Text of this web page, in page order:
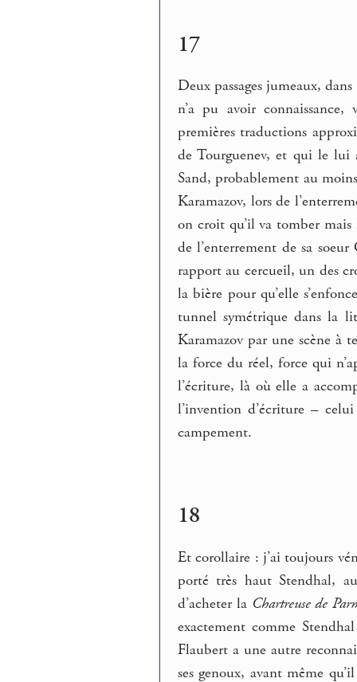
17
Deux passages jumeaux,
n’a pu avoir
premières traductions
de Tourguenev, et qui le lui
Sand, probablement au
Karamazov, lors de
on croit qu’il va tomber
de l’enterrement de sa
rapport au cercueil, un des
la bière pour qu’elle
tunnel symétrique dans la
Karamazov par une scène
la force du réel, force qui
l’écriture, là où elle a
l’invention d’écriture –
campement.
18
Et corollaire : j’ai toujours
porté très haut Stendhal,
d’acheter la Chartreuse de
exactement comme
Flaubert a une autre
ses genoux, avant même